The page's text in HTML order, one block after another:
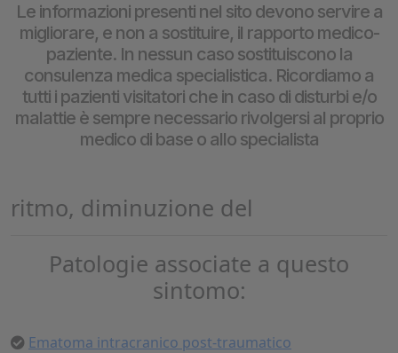
Le informazioni presenti nel sito devono servire a
migliorare, e non a sostituire, il rapporto medico-
paziente. In nessun caso sostituiscono la
consulenza medica specialistica. Ricordiamo a
tutti i pazienti visitatori che in caso di disturbi e/o
malattie è sempre necessario rivolgersi al proprio
medico di base o allo specialista
ritmo, diminuzione del
Patologie associate a questo
sintomo:
Ematoma intracranico post-traumatico